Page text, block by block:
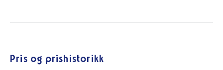
Pris og prishistorikk